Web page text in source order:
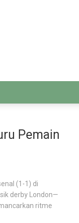
Pemain
(1-1) di
derby London—
ritme